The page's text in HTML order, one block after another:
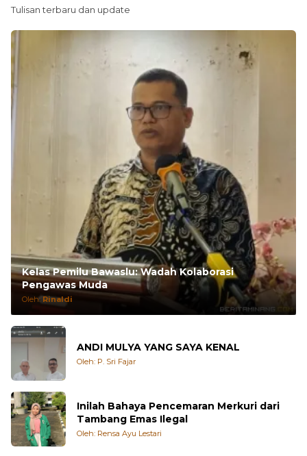
Kelas Pemilu Bawaslu: Wadah Kolaborasi
Pengawas Muda
Oleh:Rinaldi
Oleh: P. Sri Fajar
Tambang Emas Ilegal
Oleh: Rensa Ayu Lestari